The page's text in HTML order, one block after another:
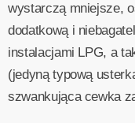
wystarczą mniejsze,
dodatkową i
instalacjami LPG, a
(jedyną typową
szwankująca cewka